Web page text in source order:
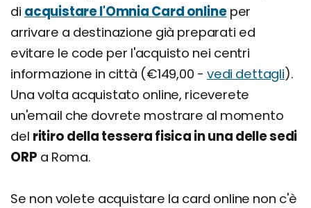
di acquistare l'Omnia Card onlineper
arrivare a destinazione già preparati ed
evitare le code per l'acquisto nei centri
informazione in città (€149,00 - vedi dettagli).
Una volta acquistato online, riceverete
un'email che dovrete mostrare al momento
del ritiro della tessera fisica in una delle sedi
ORP a Roma.
Se non volete acquistare la card online non c'è